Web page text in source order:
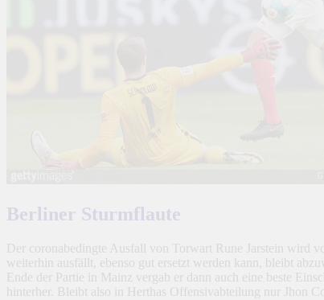
Berliner Sturmflaute
Der coronabedingte Ausfall von Torwart Rune Jarstein wird
weiterhin ausfällt, ebenso gut ersetzt werden kann, bleibt
Ende der Partie in Mainz vergab er dann auch eine beste
hinterher. Bleibt also in Herthas Offensivabteilung nur Jhon